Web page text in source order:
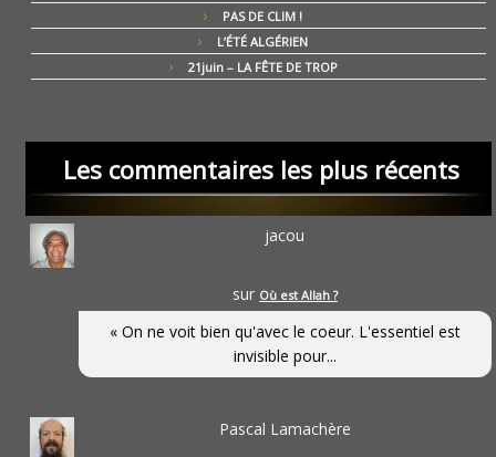
PAS DE CLIM !
L’ÉTÉ ALGÉRIEN
21juin – LA FÊTE DE TROP
Les commentaires les plus récents
jacou
sur Où est Allah ?
« On ne voit bien qu'avec le coeur. L'essentiel est
invisible pour...
Pascal Lamachère